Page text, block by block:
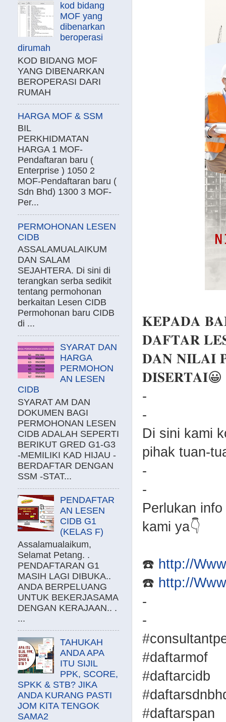
𝐊𝐄𝐏𝐀𝐃𝐀
𝐃𝐀𝐅𝐓𝐀𝐑
𝐃𝐀𝐍 𝐍𝐈𝐋𝐀𝐈
𝐃𝐈𝐒𝐄𝐑𝐓𝐀𝐈😀
-
-
Di sini kami
pihak tuan-
-
-
Perlukan
kami ya👇
☎️ http://
☎️ http://
-
-
#daftarmof
#daftarcidb
#daftarspan
kod bidang
MOF yang
dibenarkan
beroperasi
dirumah
KOD BIDANG MOF
YANG DIBENARKAN
BEROPERASI DARI
RUMAH
HARGA MOF & SSM
BIL
PERKHIDMATAN
HARGA 1 MOF-
Pendaftaran baru (
Enterprise ) 1050 2
MOF-Pendaftaran baru (
Sdn Bhd) 1300 3 MOF-
Per...
PERMOHONAN LESEN
CIDB
ASSALAMUALAIKUM
DAN SALAM
SEJAHTERA. Di sini di
terangkan serba sedikit
tentang permohonan
berkaitan Lesen CIDB
Permohonan baru CIDB
di ...
SYARAT DAN
HARGA
PERMOHON
AN LESEN
CIDB
SYARAT AM DAN
DOKUMEN BAGI
PERMOHONAN LESEN
CIDB ADALAH SEPERTI
BERIKUT GRED G1-G3
-MEMILIKI KAD HIJAU -
BERDAFTAR DENGAN
SSM -STAT...
PENDAFTAR
AN LESEN
CIDB G1
(KELAS F)
Assalamualaikum,
Selamat Petang. .
PENDAFTARAN G1
MASIH LAGI DIBUKA..
ANDA BERPELUANG
UNTUK BEKERJASAMA
DENGAN KERAJAAN.. .
...
TAHUKAH
ANDA APA
ITU SIJIL
PPK, SCORE,
SPKK & STB? JIKA
ANDA KURANG PASTI
JOM KITA TENGOK
SAMA2